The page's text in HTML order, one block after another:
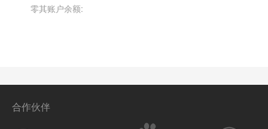
零其账户余额:
合作伙伴